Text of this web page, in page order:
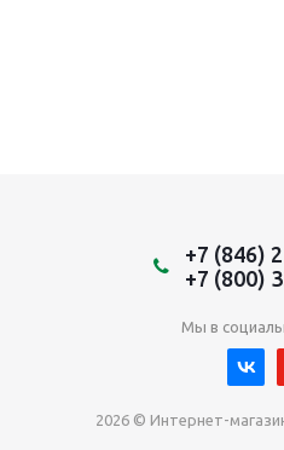
+7 (846)
+7 (800)
Мы в
2026 © Интернет-